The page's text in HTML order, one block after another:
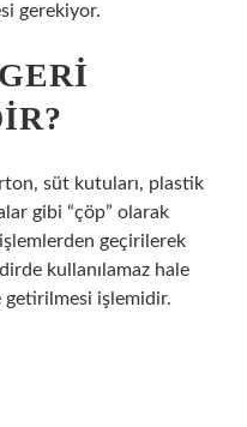
gerekiyor.
süt kutuları, plastik
gibi “çöp” olarak
işlemlerden geçirilerek
kullanılamaz hale
getirilmesi işlemidir.